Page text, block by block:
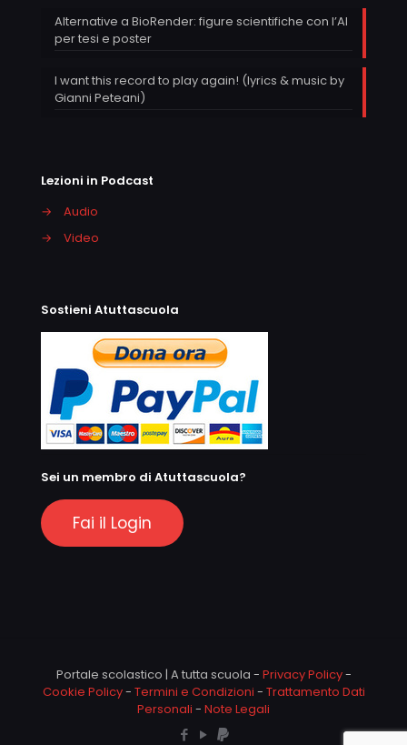
Alternative a BioRender: figure scientifiche con l’AI
per tesi e poster
I want this record to play again! (lyrics & music by
Gianni Peteani)
Lezioni in Podcast
→
Audio
→
Video
Sostieni Atuttascuola
Sei un membro di Atuttascuola?
Fai il Login
Portale scolastico | A tutta scuola - Privacy Policy-
Cookie Policy- Termini e Condizioni - Trattamento Dati
Personali - Note Legali